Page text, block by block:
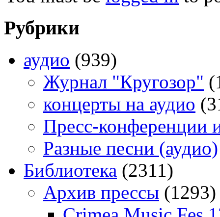
Рубрики
аудио (939)
Журнал "Кругозор"
концерты на аудио
Пресс-конференции
Разные песни (аудио)
Библиотека (2311)
Архив прессы (1293)